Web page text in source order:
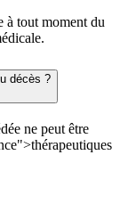
à tout moment du
décès ?
ne peut être